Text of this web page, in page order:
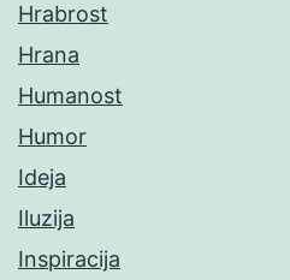
Hrabrost
Hrana
Humanost
Humor
Ideja
Iluzija
Inspiracija